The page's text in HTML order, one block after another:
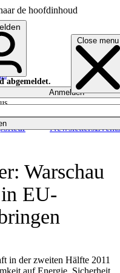
de hoofdinhoud
Close menu
NewslettersEvents
abgemeldet.
Anmelden
Warschau
EU-
in der zweiten Hälfte 2011